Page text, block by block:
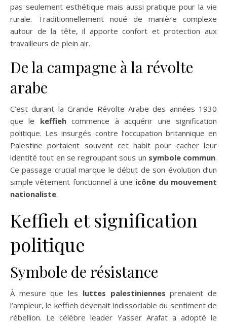
pas seulement esthétique mais aussi pratique pour la vie
rurale. Traditionnellement noué de manière complexe
autour de la tête, il apporte confort et protection aux
travailleurs de plein air.
De la campagne à la révolte
arabe
C’est durant la Grande Révolte Arabe des années 1930
que le keffiehcommence à acquérir une signification
politique. Les insurgés contre l’occupation britannique en
Palestine portaient souvent cet habit pour cacher leur
identité tout en se regroupant sous un symbole commun.
Ce passage crucial marque le début de son évolution d’un
simple vêtement fonctionnel à une icône du mouvement
nationaliste.
Keffieh et signification
politique
Symbole de résistance
À mesure que les luttes palestiniennes prenaient de
l’ampleur, le keffieh devenait indissociable du sentiment de
rébellion. Le célèbre leader Yasser Arafat a adopté le